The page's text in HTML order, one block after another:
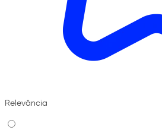
Relevância